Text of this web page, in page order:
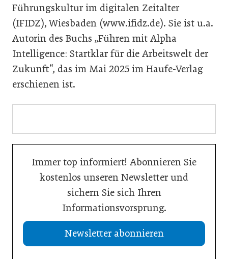
Führungskultur im digitalen Zeitalter
(IFIDZ), Wiesbaden (www.ifidz.de). Sie ist u.a.
Autorin des Buchs „Führen mit Alpha
Intelligence: Startklar für die Arbeitswelt der
Zukunft“, das im Mai 2025 im Haufe-Verlag
erschienen ist.
Immer top informiert! Abonnieren Sie
kostenlos unseren Newsletter und
sichern Sie sich Ihren
Informationsvorsprung.
Newsletter abonnieren